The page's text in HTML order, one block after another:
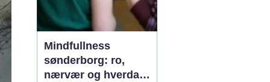
Mindfullness
sønderborg: ro,
nærvær og hverdag